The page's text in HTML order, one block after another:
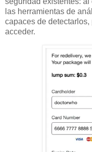
las herramientas de
capaces de
acceder.